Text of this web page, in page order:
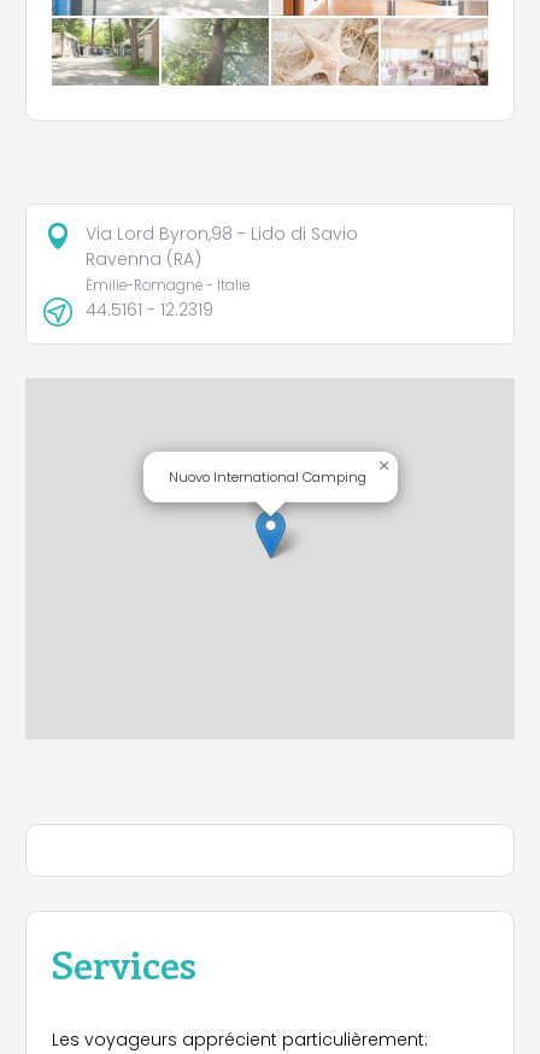
Services
Les voyageurs apprécient particulièrement:
Via Lord Byron,98 - Lido di Savio
Ravenna (RA)
Émilie-Romagne - Italie
44.5161 - 12.2319
Nuovo International Camping
×